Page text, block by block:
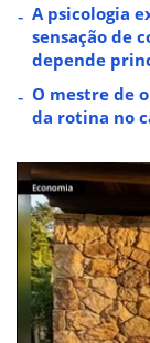
A psicologia
sensação de
depende
O mestre de
da rotina no